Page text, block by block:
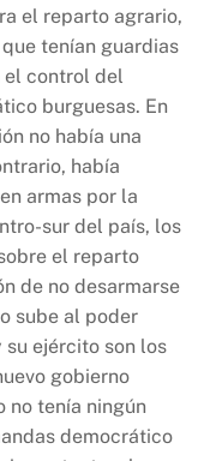
el reparto agrario,
tenían guardias
el control del
burguesas. En
no había una
había
armas por la
sur del país, los
el reparto
de no desarmarse
sube al poder
ejército son los
gobierno
no tenía ningún
democrático